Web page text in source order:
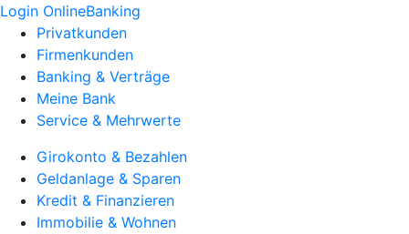
Login OnlineBanking
Privatkunden
Firmenkunden
Banking & Verträge
Meine Bank
Service & Mehrwerte
Girokonto & Bezahlen
Geldanlage & Sparen
Kredit & Finanzieren
Immobilie & Wohnen